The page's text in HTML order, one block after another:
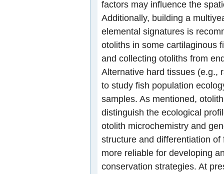
factors may influence the
Additionally, building a
elemental signatures is
otoliths in some cartilaginous
and collecting otoliths from
Alternative hard tissues (e.g.,
to study fish population
samples. As mentioned,
distinguish the ecological
otolith microchemistry and
structure and differentiation
more reliable for developing
conservation strategies. At